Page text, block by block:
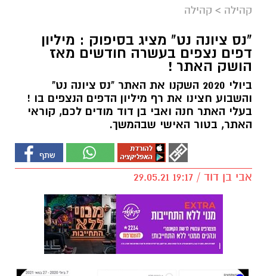
קהילה > קהילה
"נס ציונה נט" מציג בסיפוק : מיליון
דפים נצפים בעשרה חודשים מאז
הושק האתר !
ביולי 2020 השקנו את האתר "נס ציונה נט"
והשבוע חצינו את רף מיליון הדפים הנצפים בו !
בעלי האתר חנה ואבי בן דוד מודים לכם, קוראי
האתר, בטור האישי שבהמשך.
אבי בן דוד / 19:17 29.05.21